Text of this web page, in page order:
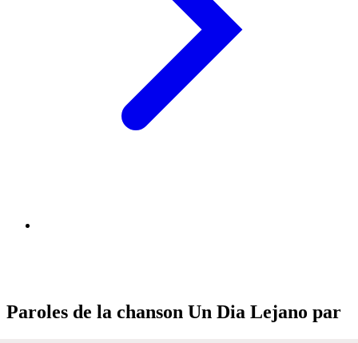
Paroles de la chanson Un Dia Lejano par